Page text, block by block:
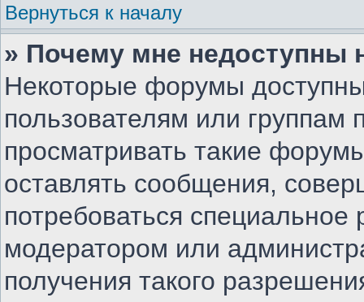
Вернуться к началу
» Почему мне
Некоторые форумы
пользователям или группам
просматривать такие
оставлять сообщения,
потребоваться
модератором или
получения такого